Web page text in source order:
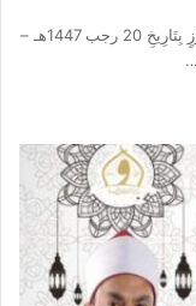
خُطْبَةُ الجُمُعَةِ القَادِمَةِ: (قِيمَةُ الاحْتِرَامِ) د. مُحَمَّدُ حِرْزٍ بِتَارِيخِ 20 رجب 1447هـ –